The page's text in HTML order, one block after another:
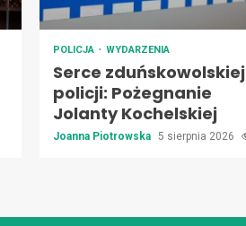
POLICJA WYDARZENIA
Serce zduńskowolskiej
policji: Pożegnanie
Jolanty Kochelskiej
Joanna Piotrowska 5 sierpnia 2026